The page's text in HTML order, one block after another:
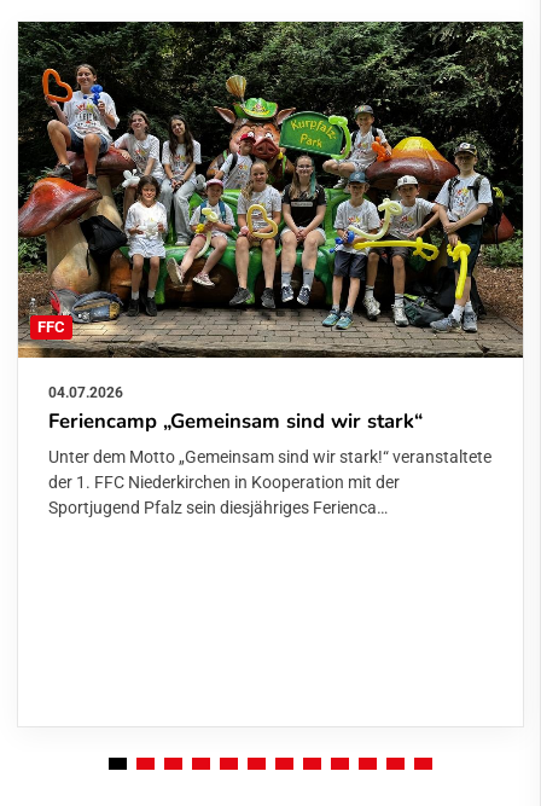
FFC
04.07.2026
Feriencamp „Gemeinsam sind wir stark“
Unter dem Motto „Gemeinsam sind wir stark!“ veranstaltete
der 1. FFC Niederkirchen in Kooperation mit der
Sportjugend Pfalz sein diesjähriges Ferienca…